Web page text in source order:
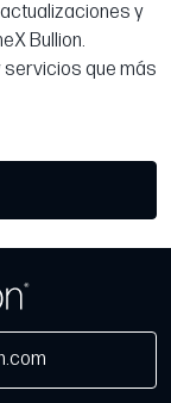
y
Bullion.
que más